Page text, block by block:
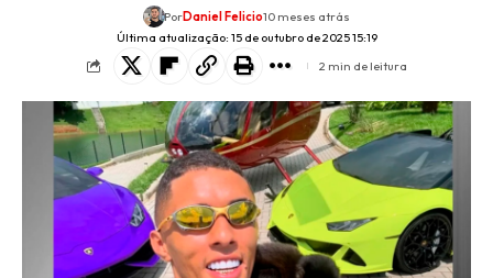
Última atualização: 15 de outubro de 2025 15:19
PorDaniel Felicio10 meses atrás
2 min de leitura